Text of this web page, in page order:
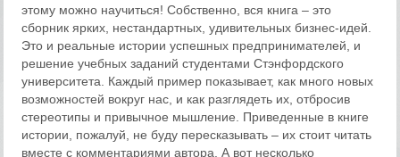
этому можно научиться! Собственно, вся книга – это
сборник ярких, нестандартных, удивительных бизнес-идей.
Это и реальные истории успешных предпринимателей, и
решение учебных заданий студентами Стэнфордского
университета. Каждый пример показывает, как много новых
возможностей вокруг нас, и как разглядеть их, отбросив
стереотипы и привычное мышление. Приведенные в книге
истории, пожалуй, не буду пересказывать – их стоит читать
вместе с комментариями автора. А вот несколько